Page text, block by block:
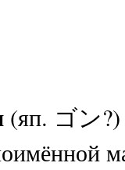
(яп. ゴン